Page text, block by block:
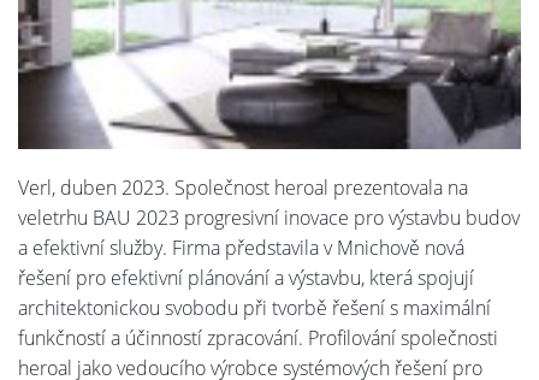
Verl, duben 2023. Společnost heroal prezentovala na
veletrhu BAU 2023 progresivní inovace pro výstavbu budov
a efektivní služby. Firma představila v Mnichově nová
řešení pro efektivní plánování a výstavbu, která spojují
architektonickou svobodu při tvorbě řešení s maximální
funkčností a účinností zpracování. Profilování společnosti
heroal jako vedoucího výrobce systémových řešení pro